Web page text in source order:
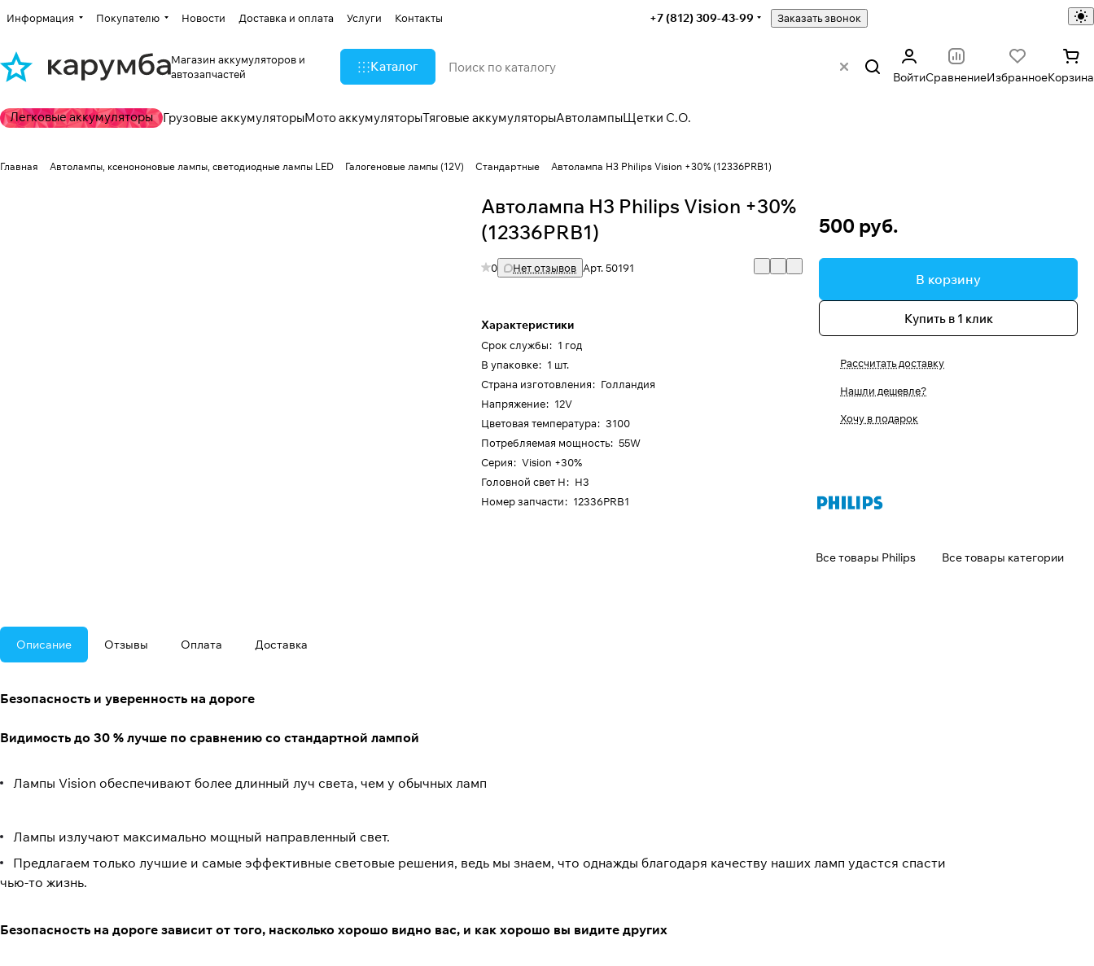
Информация Покупателю Новости Доставка и оплата Услуги Контакты +7 (812) 309-43-99 Заказать звонок
Магазин аккумуляторов и
автозапчастей
Каталог
ВойтиСравнениеИзбранноеКорзина
Легковые аккумуляторы Грузовые аккумуляторыМото аккумуляторыТяговые аккумуляторыАвтолампыЩетки С.О.
Главная Автолампы, ксенононовые лампы, светодиодные лампы LED Галогеновые лампы (12V) Стандартные Автолампа H3 Philips Vision +30% (12336PRB1)
Автолампа H3 Philips Vision +30%
(12336PRB1)
0 Нет отзывов Арт.50191
Характеристики
Срок службы: 1 год
В упаковке: 1 шт.
Страна изготовления: Голландия
Напряжение: 12V
Цветовая температура: 3100
Потребляемая мощность: 55W
Серия: Vision +30%
Головной свет H: H3
Номер запчасти: 12336PRB1
500 руб.
В корзину
Купить в 1 клик
Рассчитать доставку
Нашли дешевле?
Хочу в подарок
Все товары Philips Все товары категории
Описание Отзывы Оплата Доставка
Безопасность и уверенность на дороге
Видимость до 30 % лучше по сравнению со стандартной лампой
Лампы Vision обеспечивают более длинный луч света, чем у обычных ламп
Лампы излучают максимально мощный направленный свет.
Предлагаем только лучшие и самые эффективные световые решения, ведь мы знаем, что однажды благодаря качеству наших ламп удастся спасти
чью-то жизнь.
Безопасность на дороге зависит от того, насколько хорошо видно вас, и как хорошо вы видите других